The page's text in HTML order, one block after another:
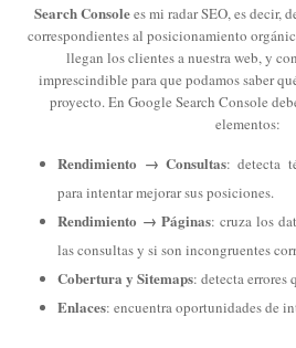
Search Consolees mi radar SEO, es decir,
correspondientes al posicionamiento
llegan los clientes a nuestra web, y
imprescindible para que podamos saber
proyecto. En Google Search Console
elementos:
Rendimiento → Consultas: detecta
para intentar mejorar sus posiciones.
Rendimiento → Páginas: cruza los
las consultas y si son incongruentes
Cobertura y Sitemaps: detecta
Enlaces: encuentra oportunidades de